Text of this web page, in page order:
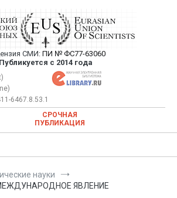
Союз Ученых —
научных статей в
научном журнале
СМИ: ПИ № ФС77-63060
Публикуется с 2014 года
Ученых — публикация научных статей в
научном журнале
6467.8.53.1
СРОЧНАЯ
ПУБЛИКАЦИЯ
науки
ЯВЛЕНИЕ